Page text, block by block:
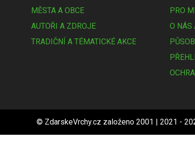
MĚSTA A OBCE
AUTOŘI A ZDROJE
TRADIČNÍ A TÉMATICKÉ AKCE
PRO
O NÁS
© ZdarskeVrchy.cz založeno 2001 | 2021 -